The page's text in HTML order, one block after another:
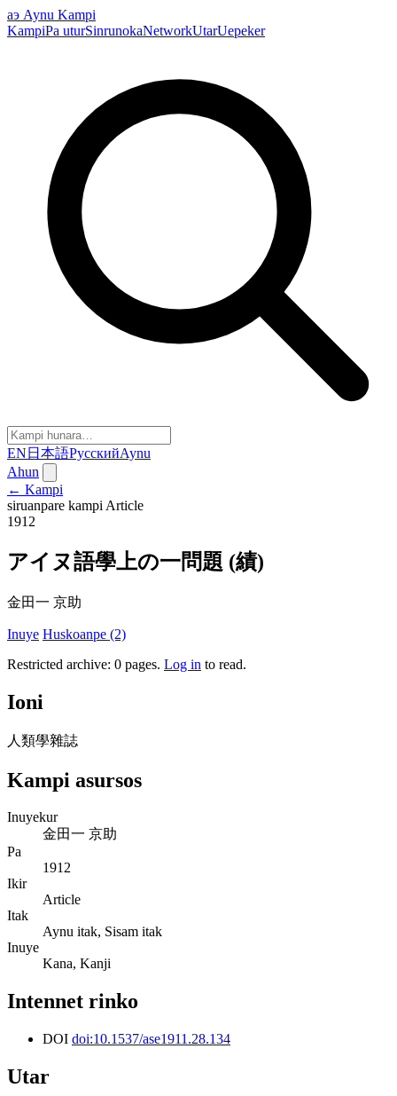
аэ Aynu Kampi
KampiPa uturSinrunokaNetworkUtarUepeker
EN 日本語РусскийAynu
Ahun
← Kampi
siruanpare kampi Article
1912
アイヌ語學上の一問題 (績)
金田一 京助
Inuye Huskoanpe (2)
Restricted archive: 0 pages. Log in to read.
Ioni
人類學雜誌
Kampi asursos
Inuyekur
金田一 京助
Pa
1912
Ikir
Article
Itak
Aynu itak, Sisam itak
Inuye
Kana, Kanji
Intennet rinko
DOI doi:10.1537/ase1911.28.134
Utar